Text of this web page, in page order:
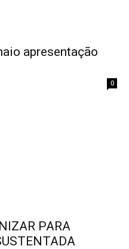
apresentação
0
PARA